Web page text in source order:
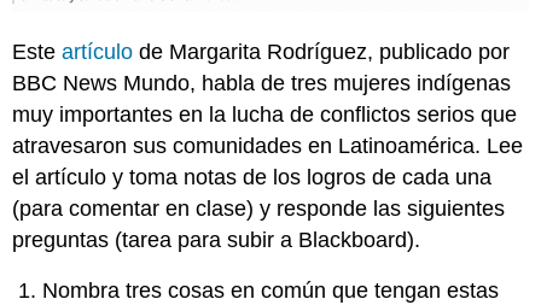
Esteartículo de Margarita Rodríguez, publicado por
BBC News Mundo, habla de tres mujeres indígenas
muy importantes en la lucha de conflictos serios que
atravesaron sus comunidades en Latinoamérica. Lee
el artículo y toma notas de los logros de cada una
(para comentar en clase) y responde las siguientes
preguntas (tarea para subir a Blackboard).
Nombra tres cosas en común que tengan estas